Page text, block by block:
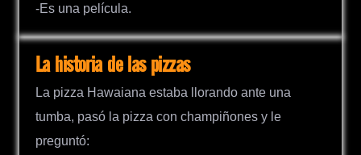
-Es una película.
La historia de las pizzas
La pizza Hawaiana estaba llorando ante una
tumba, pasó la pizza con champiñones y le
preguntó: